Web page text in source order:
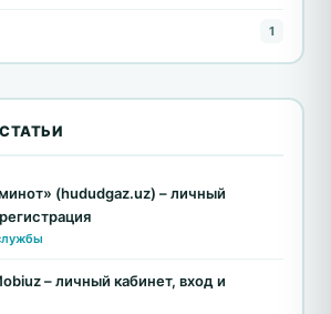
1
(hududgaz.uz) – личный
– личный кабинет, вход и